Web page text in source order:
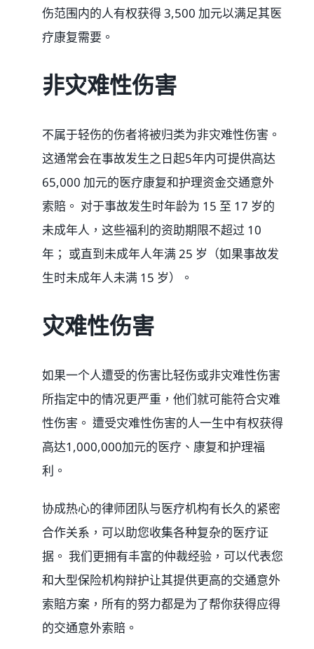
伤范围内的人有权获得 3,500 加元以满足其医
疗康复需要。
非灾难性伤害
不属于轻伤的伤者将被归类为非灾难性伤害。
这通常会在事故发生之日起5年内可提供高达
65,000 加元的医疗康复和护理资金交通意外
索賠。 对于事故发生时年龄为 15 至 17 岁的
未成年人，这些福利的资助期限不超过 10
年； 或直到未成年人年满 25 岁（如果事故发
生时未成年人未满 15 岁）。
灾难性伤害
如果一个人遭受的伤害比轻伤或非灾难性伤害
所指定中的情况更严重，他们就可能符合灾难
性伤害。 遭受灾难性伤害的人一生中有权获得
高达1,000,000加元的医疗、康复和护理福
利。
协成热心的律师团队与医疗机构有长久的紧密
合作关系，可以助您收集各种复杂的医疗证
据。 我们更拥有丰富的仲裁经验，可以代表您
和大型保险机构辩护让其提供更高的交通意外
索賠方案，所有的努力都是为了帮你获得应得
的交通意外索賠。